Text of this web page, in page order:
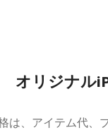
オリジナル
は、アイテム代、